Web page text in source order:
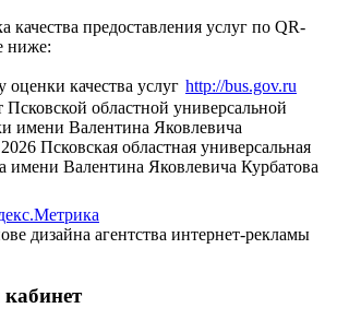
качества предоставления услуг по QR-
ниже:
http://bus.gov.ru
областной универсальной
имени Валентина Яковлевича
2026 Псковская областная универсальная
имени Валентина Яковлевича Курбатова
дизайна агентства интернет-рекламы